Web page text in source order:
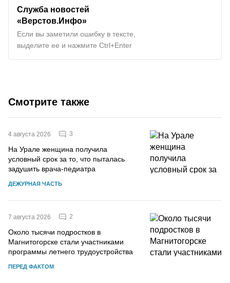
Служба новостей
«Верстов.Инфо»
Если вы заметили ошибку в тексте,
выделите ее и нажмите Ctrl+Enter
Смотрите также
4 августа 2026 3
На Урале женщина получила
условный срок за то, что пыталась
задушить врача-педиатра
ДЕЖУРНАЯ ЧАСТЬ
7 августа 2026 2
Около тысячи подростков в
Магнитогорске стали участниками
программы летнего трудоустройства
ПЕРЕД ФАКТОМ